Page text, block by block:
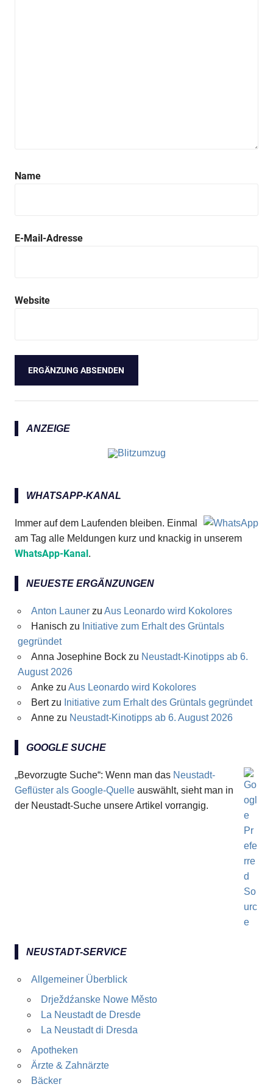
Name
E-Mail-Adresse
Website
ANZEIGE
WHATSAPP-KANAL
Immer auf dem Laufenden bleiben. Einmal
am Tag alle Meldungen kurz und knackig in unserem
WhatsApp-Kanal.
NEUESTE ERGÄNZUNGEN
Anton Launerzu Aus Leonardo wird Kokolores
Hanisch zu Initiative zum Erhalt des Grüntals
gegründet
Anna Josephine Bockzu Neustadt-Kinotipps ab 6.
August 2026
Ankezu Aus Leonardo wird Kokolores
Bertzu Initiative zum Erhalt des Grüntals gegründet
Annezu Neustadt-Kinotipps ab 6. August 2026
GOOGLE SUCHE
„Bevorzugte Suche“: Wenn man das Neustadt-
Geflüster als Google-Quelle auswählt, sieht man in
der Neustadt-Suche unsere Artikel vorrangig.
NEUSTADT-SERVICE
Allgemeiner Überblick
Drježdźanske Nowe Město
La Neustadt de Dresde
La Neustadt di Dresda
Apotheken
Ärzte & Zahnärzte
Bäcker